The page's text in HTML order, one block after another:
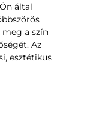
által
meg a szín
Az
esztétikus